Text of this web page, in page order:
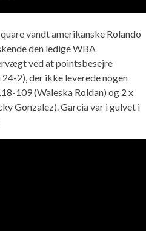
vandt amerikanske Rolando
den ledige WBA
ved at pointsbesejre
24-2), der ikke leverede nogen
109 (Waleska Roldan) og 2 x
Gonzalez). Garcia var i gulvet i